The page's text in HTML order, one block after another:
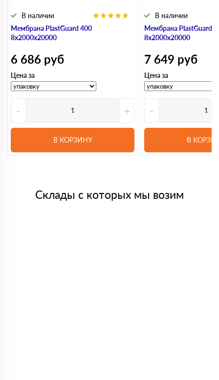
Мембрана PlastGuard 400
8х2000х20000
В наличии
6 686 руб
Цена за
- +
В КОРЗИНУ
Мембрана PlastGuard
8х2000х20000
В наличии
7 649 руб
Цена за
-
В
Склады с которых мы возим